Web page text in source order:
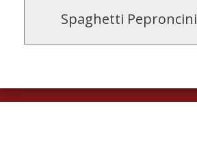
Spaghetti Peproncini